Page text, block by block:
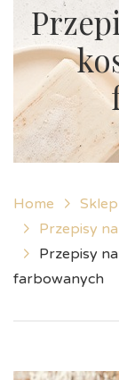
Home Sklep
Przepisy
Przepisy
farbowanych